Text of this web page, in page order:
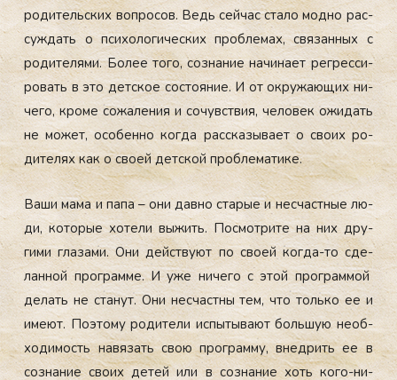
ро­дитель­ских воп­ро­сов. Ведь сей­час ста­ло мод­но рас­
суждать о пси­холо­гичес­ких проб­ле­мах, свя­зан­ных с
ро­дите­лями. Бо­лее то­го, соз­на­ние на­чина­ет рег­ресси­
ровать в это дет­ское сос­то­яние. И от ок­ру­жа­ющих ни­
чего, кро­ме со­жале­ния и со­чувс­твия, че­ловек ожи­дать
не мо­жет, осо­бен­но ког­да рас­ска­зыва­ет о сво­их ро­
дите­лях как о сво­ей дет­ской проб­ле­мати­ке.
Ва­ши ма­ма и па­па – они дав­но ста­рые и нес­час­тные лю­
ди, ко­торые хо­тели вы­жить. Пос­мотри­те на них дру­
гими гла­зами. Они дей­ству­ют по сво­ей ког­да-то сде­
лан­ной прог­рамме. И уже ни­чего с этой прог­раммой
де­лать не ста­нут. Они нес­час­тны тем, что толь­ко ее и
име­ют. По­это­му ро­дите­ли ис­пы­тыва­ют боль­шую не­об­
хо­димость на­вязать свою прог­рамму, внед­рить ее в
соз­на­ние сво­их де­тей или в соз­на­ние хоть ко­го-ни­